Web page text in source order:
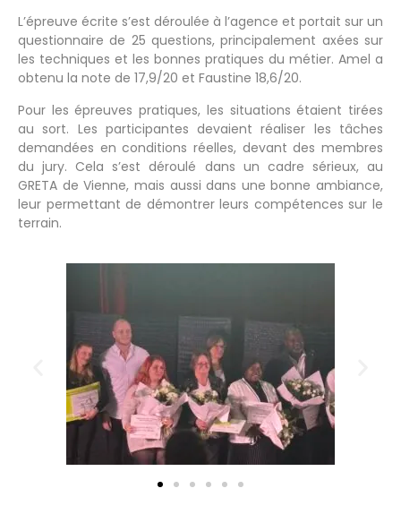
L’épreuve écrite s’est déroulée à l’agence et portait sur un
questionnaire de 25 questions, principalement axées sur
les techniques et les bonnes pratiques du métier. Amel a
obtenu la note de 17,9/20 et Faustine 18,6/20.
Pour les épreuves pratiques, les situations étaient tirées
au sort. Les participantes devaient réaliser les tâches
demandées en conditions réelles, devant des membres
du jury. Cela s’est déroulé dans un cadre sérieux, au
GRETA de Vienne, mais aussi dans une bonne ambiance,
leur permettant de démontrer leurs compétences sur le
terrain.